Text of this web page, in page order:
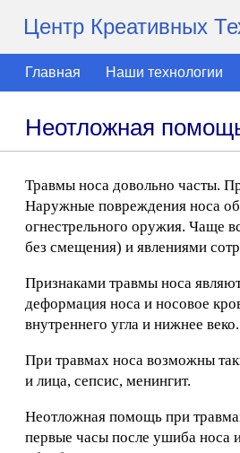
Центр Креативных
Главная Наши технологии
Неотложная
Травмы носа довольно часты.
Наружные повреждения носа
огнестрельного оружия. Чаще
без смещения) и явлениями
Признаками травмы носа
деформация носа и носовое
внутреннего угла и нижнее веко.
При травмах носа возможны
и лица, сепсис, менингит.
Неотложная помощь при
первые часы после ушиба носа